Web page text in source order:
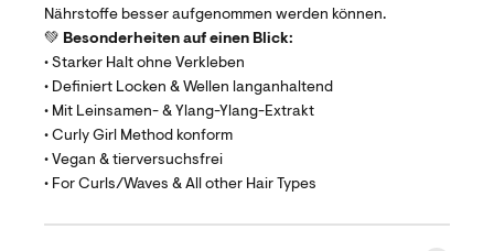
Nährstoffe besser aufgenommen werden können.
💚 Besonderheiten auf einen Blick:
• Starker Halt ohne Verkleben
• Definiert Locken & Wellen langanhaltend
• Mit Leinsamen- & Ylang-Ylang-Extrakt
• Curly Girl Method konform
• Vegan & tierversuchsfrei
• For Curls/Waves & All other Hair Types